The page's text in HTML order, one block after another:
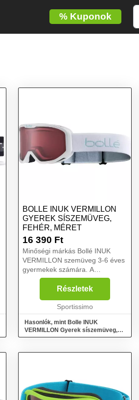
%Kuponok
BOLLE INUK VERMILLON
GYEREK SÍSZEMÜVEG,
FEHÉR, MÉRET
16 390 Ft
Minőségi márkás Bollé INUK
VERMILLON szemüveg 3-6 éves
gyermekek számára. A
szabadalmaztatott
P80™PLUS/CARBO GLAS
technológia csökkenti a lencsék
karcolódásának és
Részletek
Sportissimo
Hasonlók, mint Bolle INUK
VERMILLON Gyerek síszemüveg,
fehér, méret